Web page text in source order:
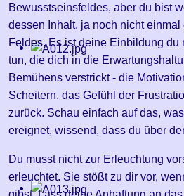
Bewusstseinsfeldes, aber du bist
dessen Inhalt, ja noch nicht
Feldes. Es ist deine Einbildung du
tun, die dich in die
Bemühens verstrickt - die
Scheitern, das Gefühl der
zurück. Schau einfach auf das,
ereignet, wissend, dass du über
Du musst nicht zur Erleuchtung
erleuchtet. Sie stößt zu dir vor,